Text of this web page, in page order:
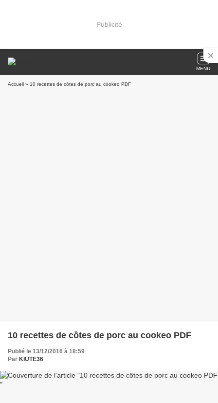
Publicité
MENU
Accueil » 10 recettes de côtes de porc au cookeo PDF
10 recettes de côtes de porc au cookeo PDF
Publié le 13/12/2016 à 18:59
Par KIUTE36